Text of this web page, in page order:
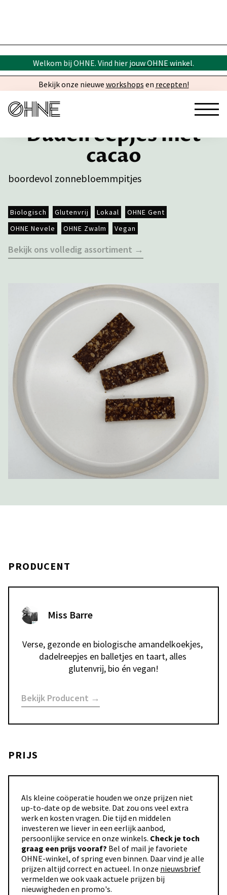
Welkom bij OHNE. Vind hier jouw OHNE winkel.
Bekijk onze nieuwe workshops en recepten!
Dadelreepjes met
cacao
boordevol zonnebloemmpitjes
Biologisch Glutenvrij Lokaal
OHNE Gent
OHNE Nevele
OHNE Zwalm Vegan
Bekijk ons volledig assortiment →
PRODUCENT
Miss Barre
Verse, gezonde en biologische amandelkoekjes,
dadelreepjes en balletjes en taart, alles
glutenvrij, bio én vegan!
Bekijk Producent →
PRIJS
Als kleine coöperatie houden we onze prijzen niet
up-to-date op de website. Dat zou ons veel extra
werk en kosten vragen. Die tijd en middelen
investeren we liever in een eerlijk aanbod,
persoonlijke service en onze winkels. Check je toch
graag een prijs vooraf? Bel of mail je favoriete
OHNE-winkel, of spring even binnen. Daar vind je alle
prijzen altijd correct en actueel. In onze nieuwsbrief
vermelden we ook vaak actuele prijzen bij
nieuwigheden en promo's.